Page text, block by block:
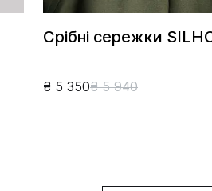
Срібні сережки
₴ 5 350₴ 5 940